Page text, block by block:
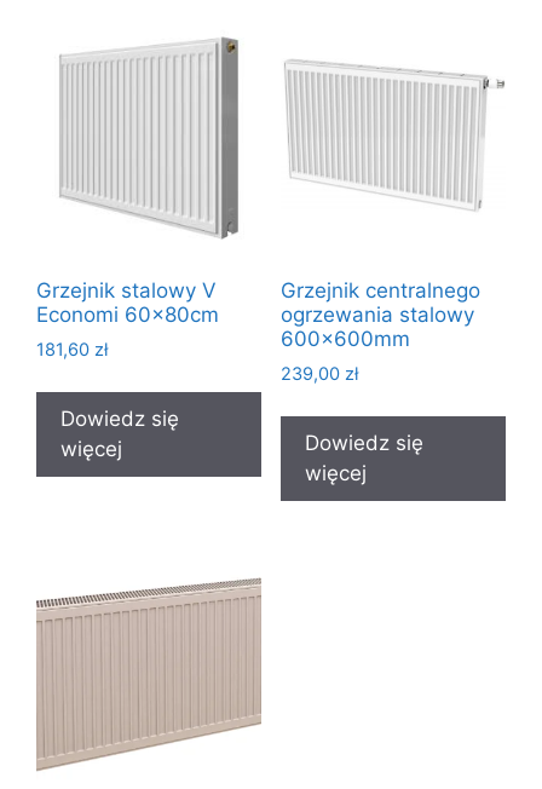
Grzejnik stalowy V
Economi 60x80cm
181,60 zł
Dowiedz się
więcej
Grzejnik centralnego
ogrzewania stalowy
600x600mm
239,00 zł
Dowiedz się
więcej